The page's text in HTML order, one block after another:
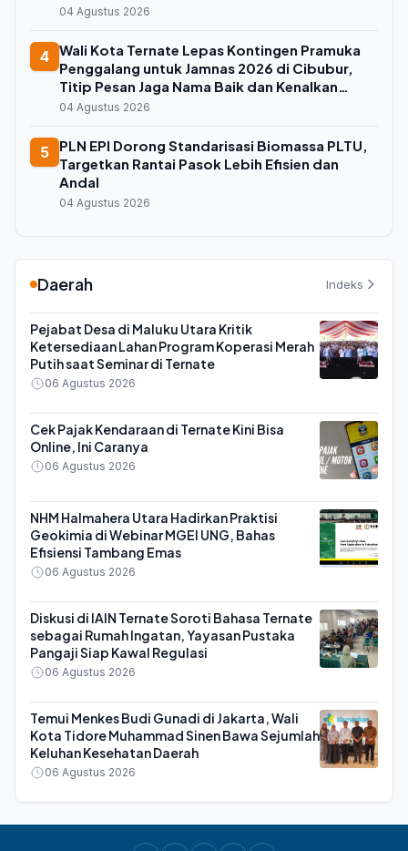
04 Agustus 2026
4 Wali Kota Ternate Lepas Kontingen Pramuka
Penggalang untuk Jamnas 2026 di Cibubur,
Titip Pesan Jaga Nama Baik dan Kenalkan
Budaya Lokal
04 Agustus 2026
5
PLN EPI Dorong Standarisasi Biomassa PLTU,
Targetkan Rantai Pasok Lebih Efisien dan
Andal
04 Agustus 2026
Daerah Indeks
Pejabat Desa di Maluku Utara Kritik
Ketersediaan Lahan Program Koperasi Merah
Putih saat Seminar di Ternate
06 Agustus 2026
Cek Pajak Kendaraan di Ternate Kini Bisa
Online, Ini Caranya
06 Agustus 2026
NHM Halmahera Utara Hadirkan Praktisi
Geokimia di Webinar MGEI UNG, Bahas
Efisiensi Tambang Emas
06 Agustus 2026
Diskusi di IAIN Ternate Soroti Bahasa Ternate
sebagai Rumah Ingatan, Yayasan Pustaka
Pangaji Siap Kawal Regulasi
06 Agustus 2026
Temui Menkes Budi Gunadi di Jakarta, Wali
Kota Tidore Muhammad Sinen Bawa Sejumlah
Keluhan Kesehatan Daerah
06 Agustus 2026